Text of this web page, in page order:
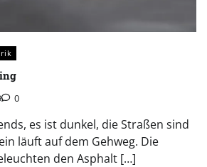
0
es ist dunkel, die Straßen sind
läuft auf dem Gehweg. Die
den Asphalt […]